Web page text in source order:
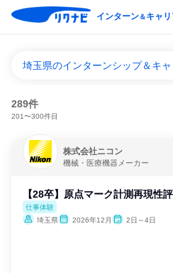
インターン＆キャ
埼玉県のインターンシップ＆キ
289件
201〜300件目
株式会社ニコン
機械・医療機器メーカー
【28卒】原点マーク計測再現性
仕事体験
埼玉県
2026年12月 2日～4日